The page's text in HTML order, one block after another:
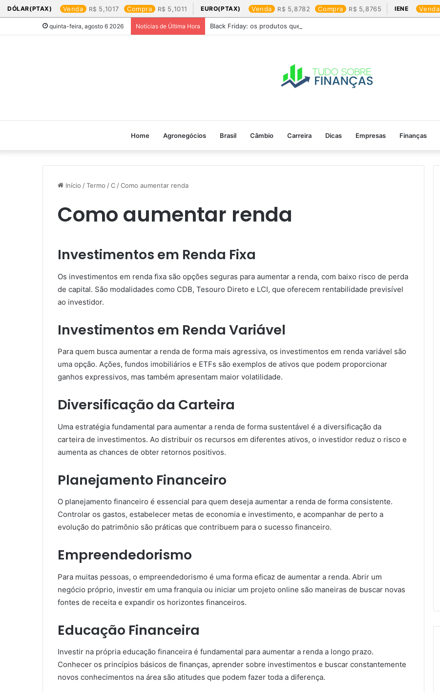
DÓLAR(PTAX) Venda 5,1017 Compra 5,1011 EURO(PTAX) Venda 5,8782 Compra 5,8765 IENE Venda
quinta-feira, agosto 6 2026 Notícias de Última Hora Black Friday: os produtos que mais valem a pena
Home Agronegócios Brasil Câmbio Carreira Dicas Empresas Finanças
Início /Termo /C /Como aumentar renda
Como aumentar renda
Investimentos em Renda Fixa
Os investimentos em renda fixa são opções seguras para aumentar a renda, com baixo risco de perda
de capital. São modalidades como CDB, Tesouro Direto e LCI, que oferecem rentabilidade previsível
ao investidor.
Investimentos em Renda Variável
Para quem busca aumentar a renda de forma mais agressiva, os investimentos em renda variável são
uma opção. Ações, fundos imobiliários e ETFs são exemplos de ativos que podem proporcionar
ganhos expressivos, mas também apresentam maior volatilidade.
Diversificação da Carteira
Uma estratégia fundamental para aumentar a renda de forma sustentável é a diversificação da
carteira de investimentos. Ao distribuir os recursos em diferentes ativos, o investidor reduz o risco e
aumenta as chances de obter retornos positivos.
Planejamento Financeiro
O planejamento financeiro é essencial para quem deseja aumentar a renda de forma consistente.
Controlar os gastos, estabelecer metas de economia e investimento, e acompanhar de perto a
evolução do patrimônio são práticas que contribuem para o sucesso financeiro.
Empreendedorismo
Para muitas pessoas, o empreendedorismo é uma forma eficaz de aumentar a renda. Abrir um
negócio próprio, investir em uma franquia ou iniciar um projeto online são maneiras de buscar novas
fontes de receita e expandir os horizontes financeiros.
Educação Financeira
Investir na própria educação financeira é fundamental para aumentar a renda a longo prazo.
Conhecer os princípios básicos de finanças, aprender sobre investimentos e buscar constantemente
novos conhecimentos na área são atitudes que podem fazer toda a diferença.